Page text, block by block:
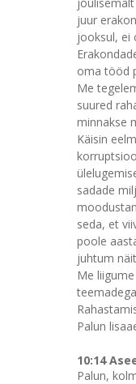
juur
jooksul, ei
oma tööd
Me
suured
minnakse
Käisin
sadade
seda, et
poole
juhtum
Me
Palun
10:14
Palun,